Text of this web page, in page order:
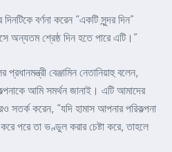
বর্ণনা করেন “একটি সুন্দর দিন”
অন্যতম শ্রেষ্ঠ দিন হতে পারে এটি।”
বেঞ্জামিন নেতানিয়াহু বলেন,
আমি সমর্থন জানাই। এটি আমাদের
করেন, “যদি হামাস আপনার পরিকল্পনা
পরে তা ভণ্ডুল করার চেষ্টা করে, তাহলে